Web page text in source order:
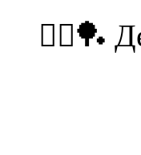
🏃‍♂️🏓